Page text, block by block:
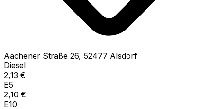
Aachener Straße 26, 52477 Alsdorf
Diesel
2,13 €
E5
2,10 €
E10